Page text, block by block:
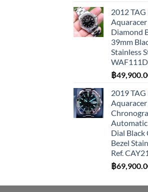
2012 TAG
Diamond
39mm
Stainless
฿
2019 TAG
Dial Black
Bezel
Ref.
฿